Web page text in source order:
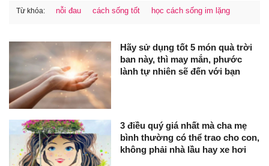
Từ khóa: nỗi đau cách sống tốt học cách sống im lặng
Hãy sử dụng tốt 5 món quà trời
ban này, thì may mắn, phước
lành tự nhiên sẽ đến với bạn
3 điều quý giá nhất mà cha mẹ
bình thường có thể trao cho con,
không phải nhà lầu hay xe hơi